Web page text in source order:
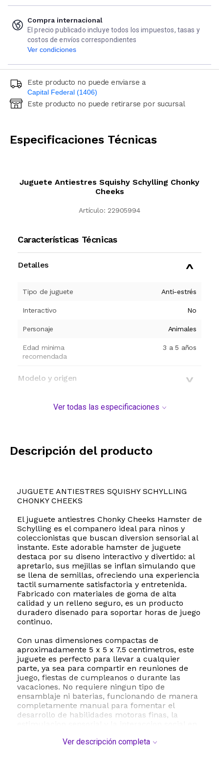
Compra internacional
El precio publicado incluye todos los impuestos, tasas y
costos de envíos correspondientes
Ver condiciones
Este producto no puede enviarse a
Capital Federal (1406)
Ingresá código postal (sólo números)
Este producto no puede retirarse por sucursal
Especificaciones Técnicas
Juguete Antiestres Squishy Schylling Chonky
Cheeks
Artículo: 22905994
Características Técnicas
Detalles
Tipo de juguete Anti-estrés
Interactivo No
Personaje Animales
Edad minima
recomendada
3 a 5 años
Modelo y origen
Ver todas las especificaciones
Descripción del producto
JUGUETE ANTIESTRES SQUISHY SCHYLLING
CHONKY CHEEKS
El juguete antiestres Chonky Cheeks Hamster de
Schylling es el companero ideal para ninos y
coleccionistas que buscan diversion sensorial al
instante. Este adorable hamster de juguete
destaca por su diseno interactivo y divertido: al
apretarlo, sus mejillas se inflan simulando que
se llena de semillas, ofreciendo una experiencia
tactil sumamente satisfactoria y entretenida.
Fabricado con materiales de goma de alta
calidad y un relleno seguro, es un producto
duradero disenado para soportar horas de juego
continuo.
Con unas dimensiones compactas de
aproximadamente 5 x 5 x 7.5 centimetros, este
juguete es perfecto para llevar a cualquier
parte, ya sea para compartir en reuniones de
juego, fiestas de cumpleanos o durante las
vacaciones. No requiere ningun tipo de
ensamblaje ni baterias, funcionando de manera
completamente manual para fomentar el
desarrollo de habilidades motoras finas, la
con mas de cuarenta anos de trayectoria
Ver descripción completa